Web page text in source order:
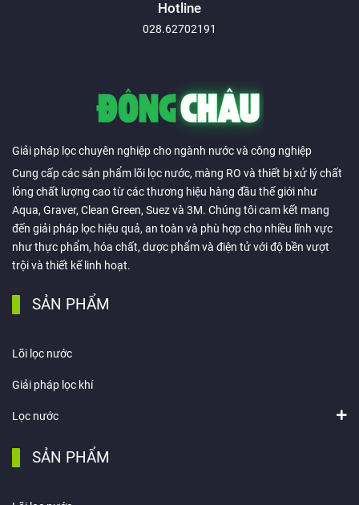
Hotline
028.62702191
Giải pháp lọc chuyên nghiệp cho ngành nước và công nghiệp
Cung cấp các sản phẩm lõi lọc nước, màng RO và thiết bị xử lý chất
lỏng chất lượng cao từ các thương hiệu hàng đầu thế giới như
Aqua, Graver, Clean Green, Suez và 3M. Chúng tôi cam kết mang
đến giải pháp lọc hiệu quả, an toàn và phù hợp cho nhiều lĩnh vực
như thực phẩm, hóa chất, dược phẩm và điện tử với độ bền vượt
trội và thiết kế linh hoạt.
SẢN PHẨM
Lõi lọc nước
Giải pháp lọc khí
Lọc nước
SẢN PHẨM